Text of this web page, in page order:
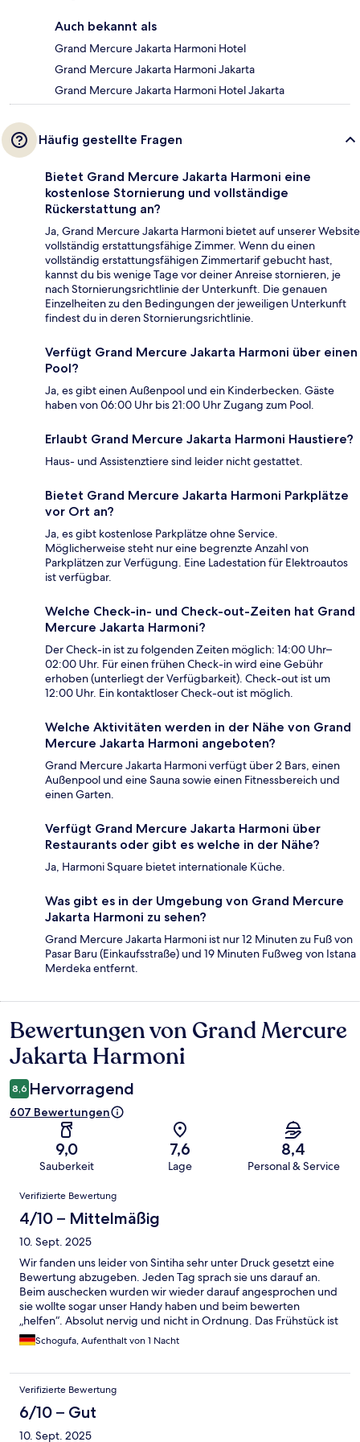
Auch bekannt als
Grand Mercure Jakarta Harmoni Hotel
Grand Mercure Jakarta Harmoni Jakarta
Grand Mercure Jakarta Harmoni Hotel Jakarta
Häufig gestellte Fragen
Bietet Grand Mercure Jakarta Harmoni eine
kostenlose Stornierung und vollständige
Rückerstattung an?
Ja, Grand Mercure Jakarta Harmoni bietet auf unserer Website
vollständig erstattungsfähige Zimmer. Wenn du einen
vollständig erstattungsfähigen Zimmertarif gebucht hast,
kannst du bis wenige Tage vor deiner Anreise stornieren, je
nach Stornierungsrichtlinie der Unterkunft. Die genauen
Einzelheiten zu den Bedingungen der jeweiligen Unterkunft
findest du in deren Stornierungsrichtlinie.
Verfügt Grand Mercure Jakarta Harmoni über einen
Pool?
Ja, es gibt einen Außenpool und ein Kinderbecken. Gäste
haben von 06:00 Uhr bis 21:00 Uhr Zugang zum Pool.
Erlaubt Grand Mercure Jakarta Harmoni Haustiere?
Haus- und Assistenztiere sind leider nicht gestattet.
Bietet Grand Mercure Jakarta Harmoni Parkplätze
vor Ort an?
Ja, es gibt kostenlose Parkplätze ohne Service.
Möglicherweise steht nur eine begrenzte Anzahl von
Parkplätzen zur Verfügung. Eine Ladestation für Elektroautos
ist verfügbar.
Welche Check-in- und Check-out-Zeiten hat Grand
Mercure Jakarta Harmoni?
Der Check-in ist zu folgenden Zeiten möglich: 14:00 Uhr–
02:00 Uhr. Für einen frühen Check-in wird eine Gebühr
erhoben (unterliegt der Verfügbarkeit). Check-out ist um
12:00 Uhr. Ein kontaktloser Check-out ist möglich.
Welche Aktivitäten werden in der Nähe von Grand
Mercure Jakarta Harmoni angeboten?
Grand Mercure Jakarta Harmoni verfügt über 2 Bars, einen
Außenpool und eine Sauna sowie einen Fitnessbereich und
einen Garten.
Verfügt Grand Mercure Jakarta Harmoni über
Restaurants oder gibt es welche in der Nähe?
Ja, Harmoni Square bietet internationale Küche.
Was gibt es in der Umgebung von Grand Mercure
Jakarta Harmoni zu sehen?
Grand Mercure Jakarta Harmoni ist nur 12 Minuten zu Fuß von
Pasar Baru (Einkaufsstraße) und 19 Minuten Fußweg von Istana
Merdeka entfernt.
Bewertungen
Bewertungen von Grand Mercure
Jakarta Harmoni
8,6 Hervorragend
607 Bewertungen
9,0
Sauberkeit
7,6
Lage
8,4
Personal & Service
Bewertungen
Verifizierte Bewertung
4/10 – Mittelmäßig
10. Sept. 2025
Wir fanden uns leider von Sintiha sehr unter Druck gesetzt eine
Bewertung abzugeben. Jeden Tag sprach sie uns darauf an.
Beim auschecken wurden wir wieder darauf angesprochen und
sie wollte sogar unser Handy haben und beim bewerten
„helfen“. Absolut nervig und nicht in Ordnung. Das Frühstück ist
nicht für den europäischen Gaumen gemacht.
Schogufa, Aufenthalt von 1 Nacht
Verifizierte Bewertung
6/10 – Gut
10. Sept. 2025